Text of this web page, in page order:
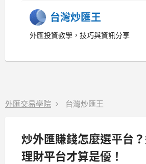
台灣炒匯王
外匯投資教學，技巧與資訊分享
外匯交易學院 台灣炒匯王
炒外匯賺錢怎麼選平台
理財平台才算是優！